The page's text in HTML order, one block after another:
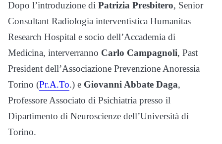
Dopo l’introduzione di Patrizia Presbitero, Senior
Consultant Radiologia interventistica Humanitas
Research Hospital e socio dell’Accademia di
Medicina, interverranno Carlo Campagnoli, Past
President dell’Associazione Prevenzione Anoressia
Torino (Pr.A.To.) e Giovanni Abbate Daga,
Professore Associato di Psichiatria presso il
Dipartimento di Neuroscienze dell’Università di
Torino.